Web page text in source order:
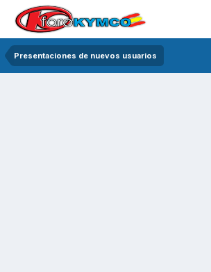
Presentaciones de nuevos usuarios